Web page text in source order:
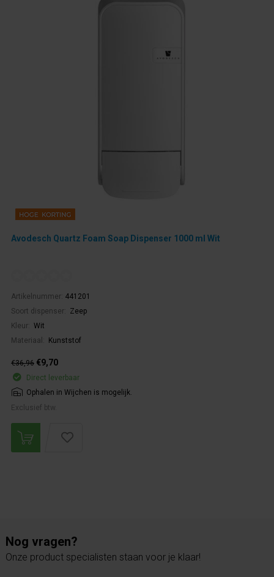
Avodesch Quartz Foam Soap Dispenser 1000 ml Wit
Artikelnummer: 441201
Soort dispenser:
Zeep
Kleur:
Wit
Materiaal:
Kunststof
€36,96 €9,70
Direct leverbaar
Ophalen in Wijchen is mogelijk.
Exclusief btw.
Nog vragen?
Onze product specialisten staan voor je klaar!